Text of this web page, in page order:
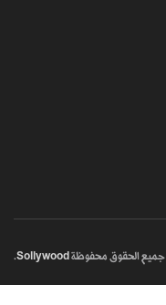
جميع الحقوق محفوظة Sollywood
.